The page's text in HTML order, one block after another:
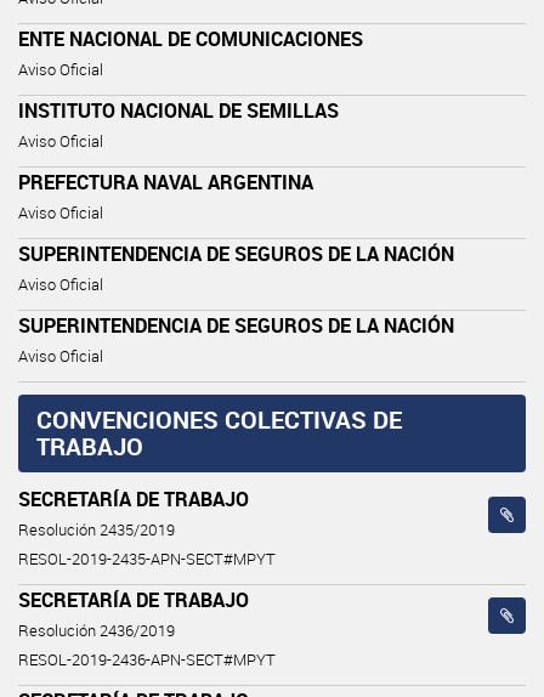
ENTE NACIONAL DE COMUNICACIONES
Aviso Oficial
INSTITUTO NACIONAL DE SEMILLAS
Aviso Oficial
PREFECTURA NAVAL ARGENTINA
Aviso Oficial
SUPERINTENDENCIA DE SEGUROS DE LA NACIÓN
Aviso Oficial
SUPERINTENDENCIA DE SEGUROS DE LA NACIÓN
Aviso Oficial
CONVENCIONES COLECTIVAS DE
TRABAJO
SECRETARÍA DE TRABAJO
Resolución 2435/2019
RESOL-2019-2435-APN-SECT#MPYT
SECRETARÍA DE TRABAJO
Resolución 2436/2019
RESOL-2019-2436-APN-SECT#MPYT